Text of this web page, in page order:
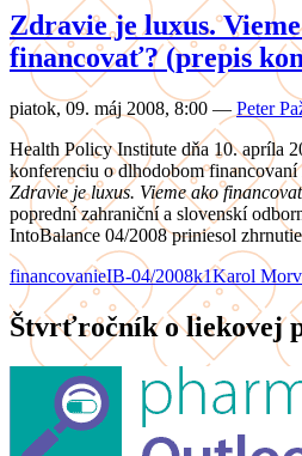
Zdravie je luxus.
financovať? (prepis
piatok, 09. máj 2008, 8:00 — Peter
Health Policy Institute dňa 10. apríla
konferenciu o dlhodobom
Zdravie je luxus. Vieme ako
poprední zahraniční a slovenskí
IntoBalance 04/2008 priniesol
financovanieIB-04/2008k1Karol
Štvrťročník o liekovej